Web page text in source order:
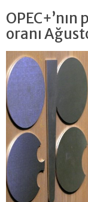
OPEC+’nın
oranı